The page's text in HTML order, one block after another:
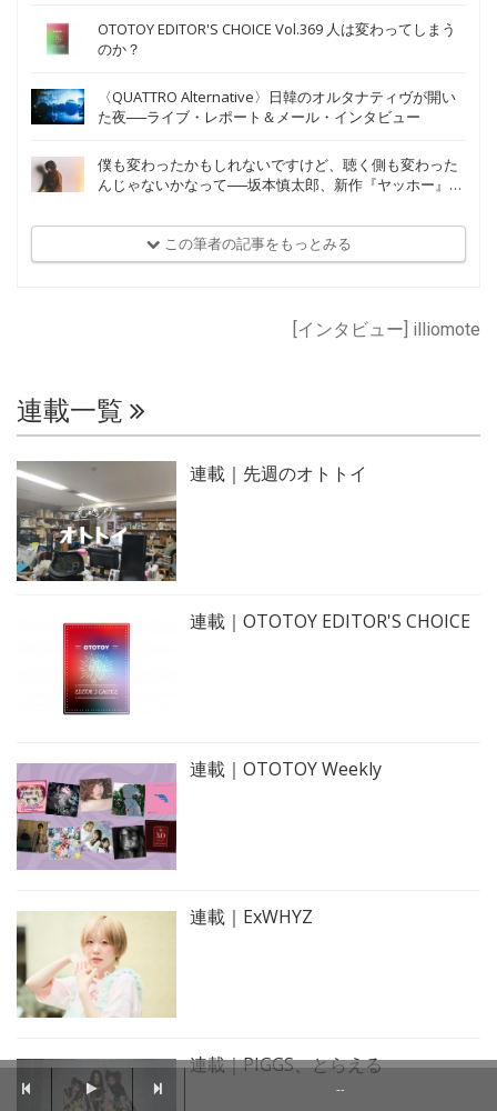
OTOTOY EDITOR'S CHOICE Vol.369 人は変わってしまう
のか？
〈QUATTRO Alternative〉日韓のオルタナティヴが開い
た夜──ライブ・レポート＆メール・インタビュー
僕も変わったかもしれないですけど、聴く側も変わった
んじゃないかなって──坂本慎太郎、新作『ヤッホー』
この筆者の記事をもっとみる
[インタビュー] illiomote
連載一覧
連載｜先週のオトトイ
連載｜OTOTOY EDITOR'S CHOICE
連載｜OTOTOY Weekly
連載｜ExWHYZ
連載｜PIGGS、とらえる
--